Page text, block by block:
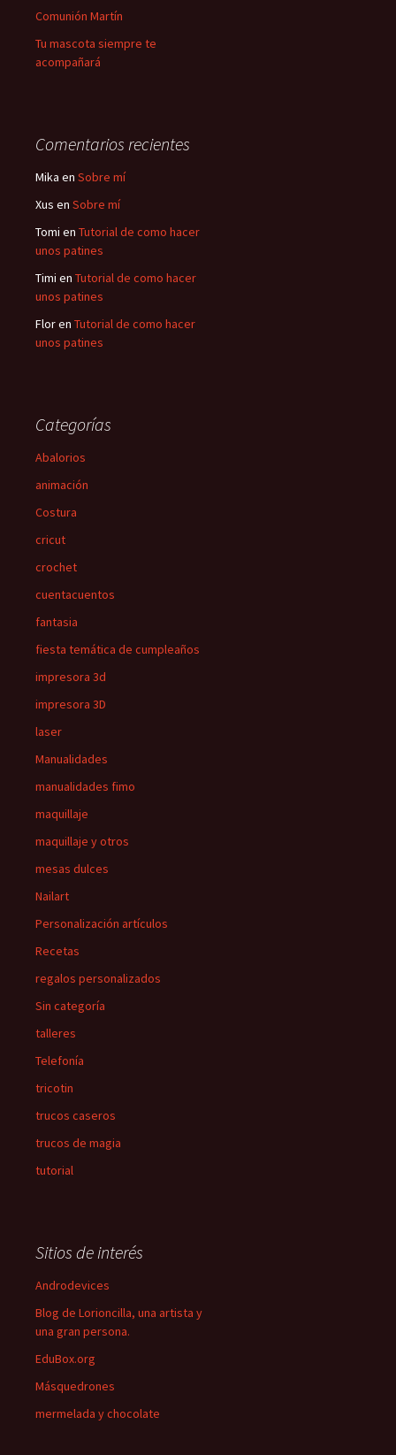
Comunión Martín
Tu mascota siempre te
acompañará
Comentarios recientes
Mika en Sobre mí
Xus en Sobre mí
Tomi en Tutorial de como hacer
unos patines
Timi en Tutorial de como hacer
unos patines
Floren Tutorial de como hacer
unos patines
Categorías
Abalorios
animación
Costura
cricut
crochet
cuentacuentos
fantasia
fiesta temática de cumpleaños
impresora 3d
impresora 3D
laser
Manualidades
manualidades fimo
maquillaje
maquillaje y otros
mesas dulces
Nailart
Personalización artículos
Recetas
regalos personalizados
Sin categoría
talleres
Telefonía
tricotin
trucos caseros
trucos de magia
tutorial
Sitios de interés
Androdevices
Blog de Lorioncilla, una artista y
una gran persona.
EduBox.org
Másquedrones
mermelada y chocolate